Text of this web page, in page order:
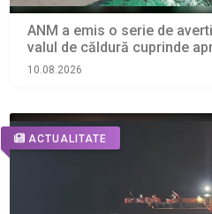
ANM a emis o serie de
valul de căldură cuprinde
10.08.2026
ACTUALITATE